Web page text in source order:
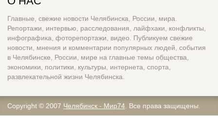
Главные, свежие новости Челябинска, России, мира.
Репортажи, интервью, расследования, лайфхаки, конфликты,
инфографика, фоторепортажи, видео. Публикуем свежие
новости, мнения и комментарии популярных людей, события
в Челябинске, России, мире на главные темы общества,
экономики, политики, культуры, интернета, спорта,
развлекательной жизни Челябинска.
Copyright © 2007 Челябинск - Мир74 . Все права защищены.